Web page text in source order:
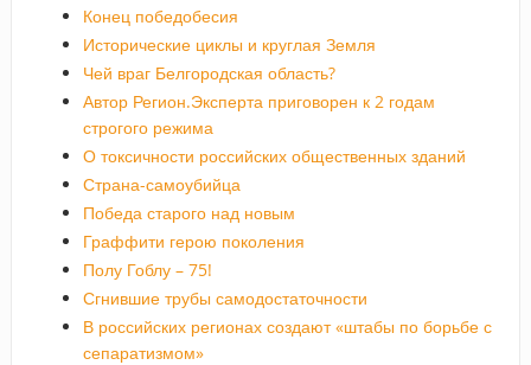
Конец победобесия
Исторические циклы и круглая Земля
Чей враг Белгородская область?
Автор Регион.Эксперта приговорен к 2 годам
строгого режима
О токсичности российских общественных зданий
Страна-самоубийца
Победа старого над новым
Граффити герою поколения
Полу Гоблу – 75!
Сгнившие трубы самодостаточности
В российских регионах создают «штабы по борьбе с
сепаратизмом»